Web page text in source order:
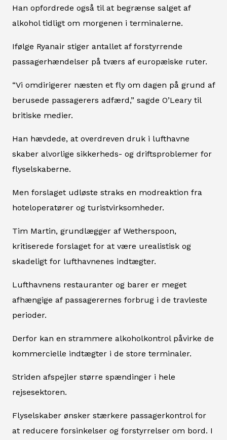
Han opfordrede også til at begrænse salget af
alkohol tidligt om morgenen i terminalerne.
Ifølge Ryanair stiger antallet af forstyrrende
passagerhændelser på tværs af europæiske ruter.
“Vi omdirigerer næsten et fly om dagen på grund af
berusede passagerers adfærd,” sagde O’Leary til
britiske medier.
Han hævdede, at overdreven druk i lufthavne
skaber alvorlige sikkerheds- og driftsproblemer for
flyselskaberne.
Men forslaget udløste straks en modreaktion fra
hoteloperatører og turistvirksomheder.
Tim Martin, grundlægger af Wetherspoon,
kritiserede forslaget for at være urealistisk og
skadeligt for lufthavnenes indtægter.
Lufthavnens restauranter og barer er meget
afhængige af passagerernes forbrug i de travleste
perioder.
Derfor kan en strammere alkoholkontrol påvirke de
kommercielle indtægter i de store terminaler.
Striden afspejler større spændinger i hele
rejsesektoren.
Flyselskaber ønsker stærkere passagerkontrol for
at reducere forsinkelser og forstyrrelser om bord. I